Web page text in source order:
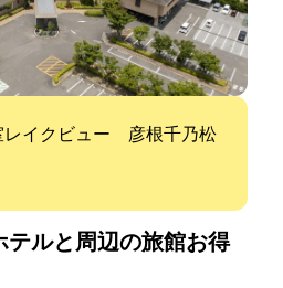
イクビュー 彦根千乃松
ルと周辺の旅館:お得